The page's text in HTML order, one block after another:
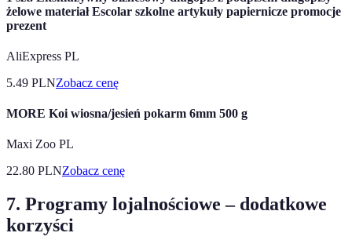
żelowe materiał Escolar szkolne artykuły papiernicze promocje
prezent
AliExpress PL
5.49 PLNZobacz cenę
MORE Koi wiosna/jesień pokarm 6mm 500 g
Maxi Zoo PL
22.80 PLNZobacz cenę
7. Programy lojalnościowe – dodatkowe
korzyści